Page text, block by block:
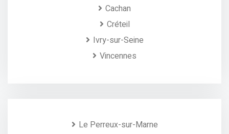
Cachan
Créteil
Ivry-sur-Seine
Vincennes
Le Perreux-sur-Marne